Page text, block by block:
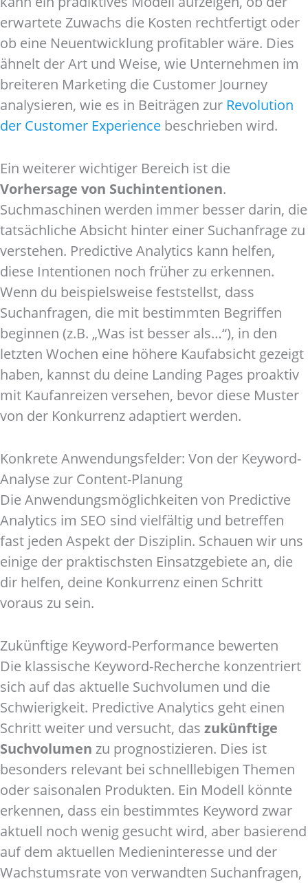
erwartete Zuwachs die Kosten rechtfertigt oder
ob eine Neuentwicklung profitabler wäre. Dies
ähnelt der Art und Weise, wie Unternehmen im
breiteren Marketing die Customer Journey
analysieren, wie es in Beiträgen zur Revolution
der Customer Experience beschrieben wird.
Ein weiterer wichtiger Bereich ist die
Vorhersage von Suchintentionen.
Suchmaschinen werden immer besser darin, die
tatsächliche Absicht hinter einer Suchanfrage zu
verstehen. Predictive Analytics kann helfen,
diese Intentionen noch früher zu erkennen.
Wenn du beispielsweise feststellst, dass
Suchanfragen, die mit bestimmten Begriffen
beginnen (z.B. „Was ist besser als…“), in den
letzten Wochen eine höhere Kaufabsicht gezeigt
haben, kannst du deine Landing Pages proaktiv
mit Kaufanreizen versehen, bevor diese Muster
von der Konkurrenz adaptiert werden.
Konkrete Anwendungsfelder: Von der Keyword-
Analyse zur Content-Planung
Die Anwendungsmöglichkeiten von Predictive
Analytics im SEO sind vielfältig und betreffen
fast jeden Aspekt der Disziplin. Schauen wir uns
einige der praktischsten Einsatzgebiete an, die
dir helfen, deine Konkurrenz einen Schritt
voraus zu sein.
Zukünftige Keyword-Performance bewerten
Die klassische Keyword-Recherche konzentriert
sich auf das aktuelle Suchvolumen und die
Schwierigkeit. Predictive Analytics geht einen
Schritt weiter und versucht, das zukünftige
Suchvolumen zu prognostizieren. Dies ist
besonders relevant bei schnelllebigen Themen
oder saisonalen Produkten. Ein Modell könnte
erkennen, dass ein bestimmtes Keyword zwar
aktuell noch wenig gesucht wird, aber basierend
auf dem aktuellen Medieninteresse und der
Wachstumsrate von verwandten Suchanfragen,